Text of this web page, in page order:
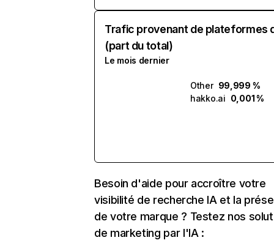
Trafic provenant de plateformes
(part du total)
Le mois dernier
Other 99,999 %
hakko.ai 0,001 %
Besoin d'aide pour accroître votre
visibilité de recherche IA et la
de votre marque ? Testez nos
de marketing par l'IA :